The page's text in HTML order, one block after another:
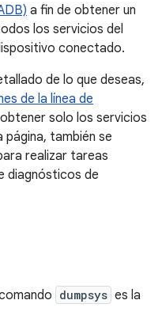
a fin de obtener un
los servicios del
conectado.
de lo que deseas,
de la línea de
solo los servicios
página, también se
realizar tareas
diagnósticos de
dumpsys es la